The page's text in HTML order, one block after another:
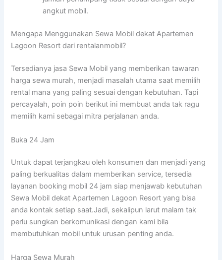
angkut mobil.
Mengapa Menggunakan Sewa Mobil dekat Apartemen
Lagoon Resort dari rentalanmobil?
Tersedianya jasa Sewa Mobil yang memberikan tawaran
harga sewa murah, menjadi masalah utama saat memilih
rental mana yang paling sesuai dengan kebutuhan. Tapi
percayalah, poin poin berikut ini membuat anda tak ragu
memilih kami sebagai mitra perjalanan anda.
Buka 24 Jam
Untuk dapat terjangkau oleh konsumen dan menjadi yang
paling berkualitas dalam memberikan service, tersedia
layanan booking mobil 24 jam siap menjawab kebutuhan
Sewa Mobil dekat Apartemen Lagoon Resort yang bisa
anda kontak setiap saat.Jadi, sekalipun larut malam tak
perlu sungkan berkomunikasi dengan kami bila
membutuhkan mobil untuk urusan penting anda.
Harga Sewa Murah